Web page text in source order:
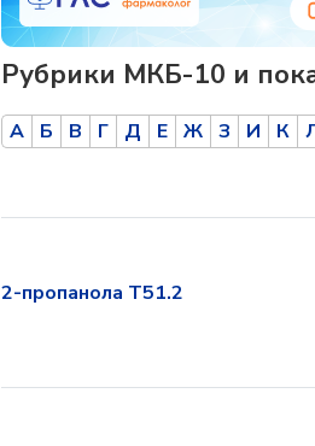
Рубрики МКБ-10 и
А Б В Г Д Е Ж З И К
2-пропанола T51.2